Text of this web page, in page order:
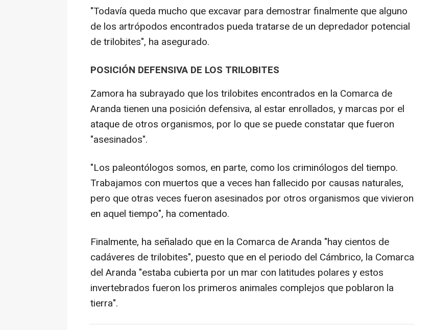
"Todavía queda mucho que excavar para demostrar finalmente que alguno
de los artrópodos encontrados pueda tratarse de un depredador potencial
de trilobites", ha asegurado.
POSICIÓN DEFENSIVA DE LOS TRILOBITES
Zamora ha subrayado que los trilobites encontrados en la Comarca de
Aranda tienen una posición defensiva, al estar enrollados, y marcas por el
ataque de otros organismos, por lo que se puede constatar que fueron
"asesinados".
"Los paleontólogos somos, en parte, como los criminólogos del tiempo.
Trabajamos con muertos que a veces han fallecido por causas naturales,
pero que otras veces fueron asesinados por otros organismos que vivieron
en aquel tiempo", ha comentado.
Finalmente, ha señalado que en la Comarca de Aranda "hay cientos de
cadáveres de trilobites", puesto que en el periodo del Cámbrico, la Comarca
del Aranda "estaba cubierta por un mar con latitudes polares y estos
invertebrados fueron los primeros animales complejos que poblaron la
tierra".